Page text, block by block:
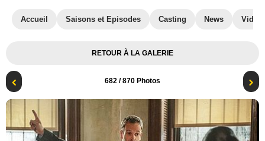
Accueil Saisons et Episodes Casting News
RETOUR À LA GALERIE
682 / 870 Photos